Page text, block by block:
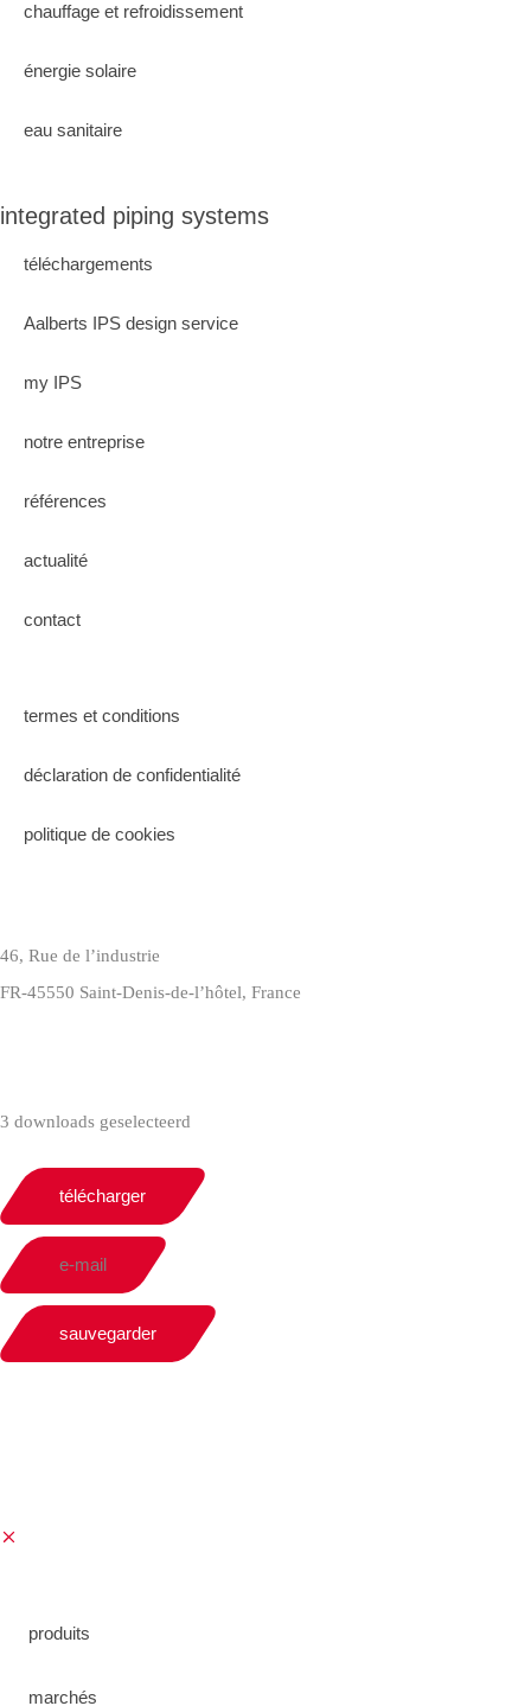
chauffage et refroidissement
énergie solaire
eau sanitaire
integrated piping systems
téléchargements
Aalberts IPS design service
my IPS
notre entreprise
références
actualité
contact
termes et conditions
déclaration de confidentialité
politique de cookies
46, Rue de l’industrie
FR-45550 Saint-Denis-de-l’hôtel, France
3 downloads geselecteerd
télécharger
e-mail
sauvegarder
produits
marchés